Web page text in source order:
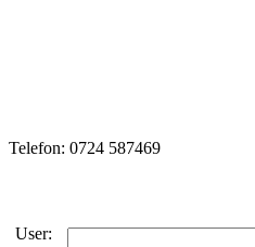
Telefon: 0724 587469
User: